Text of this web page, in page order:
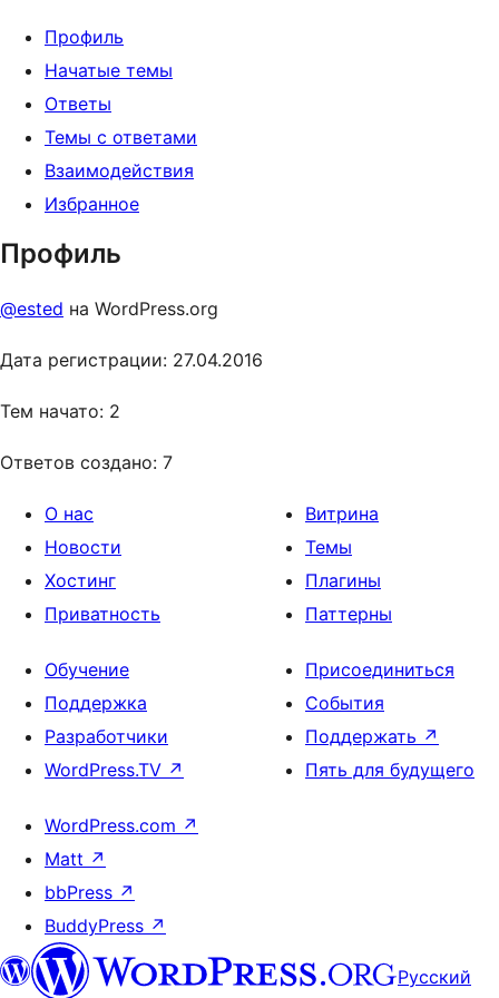
Профиль
Начатые темы
Ответы
Темы с ответами
Взаимодействия
Избранное
Профиль
@ested на WordPress.org
Дата регистрации: 27.04.2016
Тем начато: 2
Ответов создано: 7
О нас
Новости
Хостинг
Приватность
Витрина
Темы
Плагины
Паттерны
Обучение
Поддержка
Разработчики
WordPress.TV ↗
Присоединиться
События
Поддержать ↗
Пять для будущего
WordPress.com ↗
Matt ↗
bbPress ↗
BuddyPress ↗
Русский